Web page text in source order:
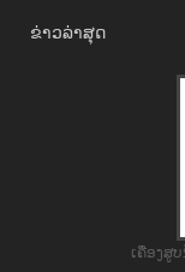
ຂ່າວ​ລ່າ​ສຸດ
ເຄື່ອງສູ